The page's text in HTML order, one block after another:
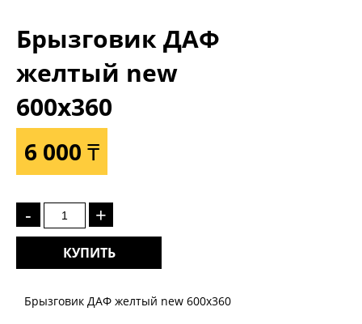
Брызговик ДАФ
желтый new
600х360
6 000 ₸
- +
КУПИТЬ
Брызговик ДАФ желтый new 600х360